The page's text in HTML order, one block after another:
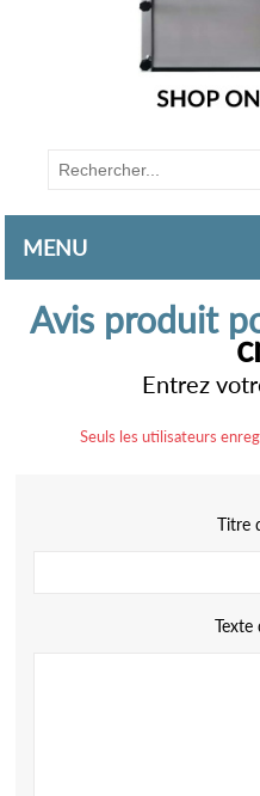
MENU
Avis produit
Entrez
Seuls les utilisateurs
Titre
Texte